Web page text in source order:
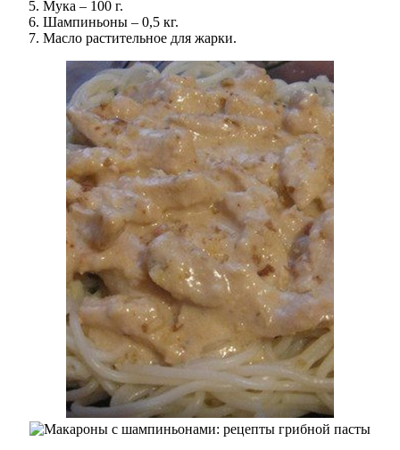
Мука – 100 г.
Шампиньоны – 0,5 кг.
Масло растительное для жарки.